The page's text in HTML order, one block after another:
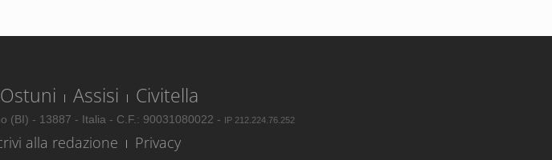
Ostuni Assisi Civitella
(BI) - 13887 - Italia - C.F.: 90031080022 - IP 212.224.76.252
alla redazione Privacy